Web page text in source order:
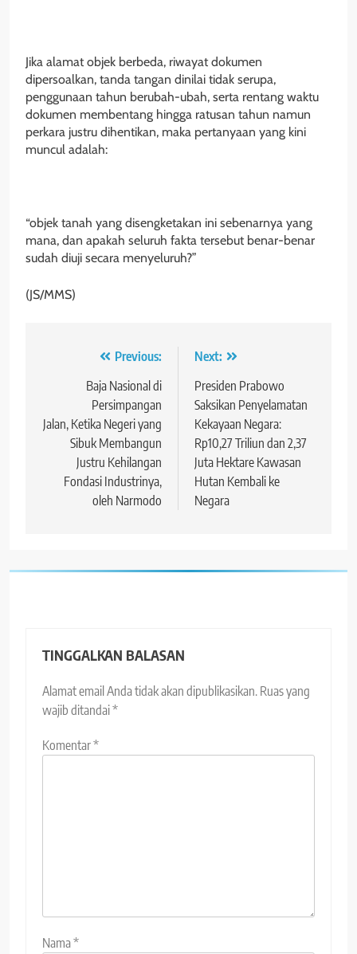
Jika alamat objek berbeda, riwayat dokumen
dipersoalkan, tanda tangan dinilai tidak serupa,
penggunaan tahun berubah-ubah, serta rentang waktu
dokumen membentang hingga ratusan tahun namun
perkara justru dihentikan, maka pertanyaan yang kini
muncul adalah:
“objek tanah yang disengketakan ini sebenarnya yang
mana, dan apakah seluruh fakta tersebut benar-benar
sudah diuji secara menyeluruh?”
(JS/MMS)
Navigasi Previous:
Baja Nasional di
Persimpangan
Jalan, Ketika Negeri yang
Sibuk Membangun
Justru Kehilangan
Fondasi Industrinya,
oleh Narmodo
Next:
Presiden Prabowo
Saksikan Penyelamatan
Kekayaan Negara:
Rp10,27 Triliun dan 2,37
Juta Hektare Kawasan
Hutan Kembali ke
Negara
TINGGALKAN BALASAN
Alamat email Anda tidak akan dipublikasikan. Ruas yang
wajib ditandai*
Komentar*
Nama*